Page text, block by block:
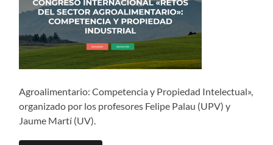
Agroalimentario: Competencia y Propiedad Intelectual»,
organizado por los profesores Felipe Palau (UPV) y
Jaume Martí (UV).